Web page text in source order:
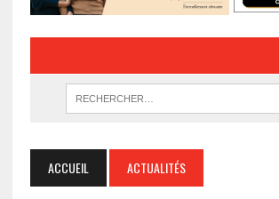
ACCUEIL ACTUALITÉS